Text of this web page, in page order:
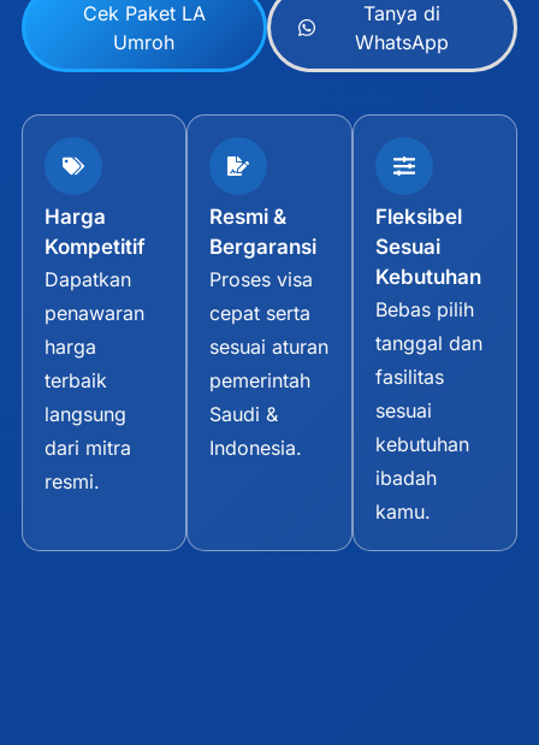
Cek Paket LA
Umroh
Tanya di
WhatsApp
Harga
Kompetitif
Dapatkan
penawaran
harga
terbaik
langsung
dari mitra
resmi.
Resmi &
Bergaransi
Proses visa
cepat serta
sesuai aturan
pemerintah
Saudi &
Indonesia.
Fleksibel
Sesuai
Kebutuhan
Bebas pilih
tanggal dan
fasilitas
sesuai
kebutuhan
ibadah
kamu.